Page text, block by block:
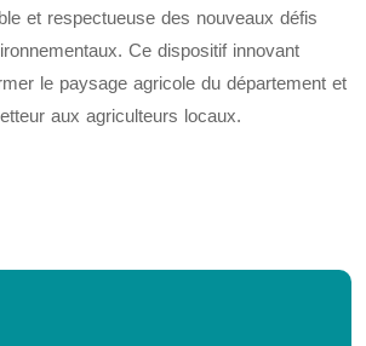
et respectueuse des nouveaux défis
Ce dispositif innovant
le paysage agricole du département et
aux agriculteurs locaux.